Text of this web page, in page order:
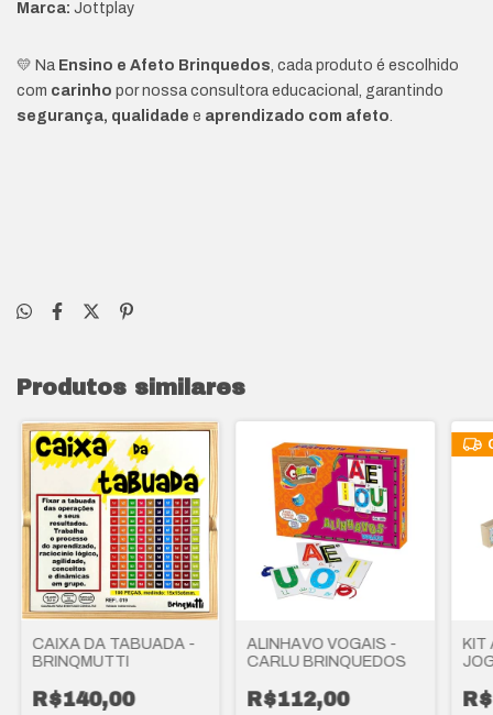
Marca: Jottplay
💛 Na Ensino e Afeto Brinquedos, cada produto é escolhido
com carinho por nossa consultora educacional, garantindo
segurança, qualidade e aprendizado com afeto.
Produtos similares
CAIXA DA TABUADA -
BRINQMUTTI
R$140,00
ALINHAVO VOGAIS -
CARLU BRINQUEDOS
R$112,00
KIT